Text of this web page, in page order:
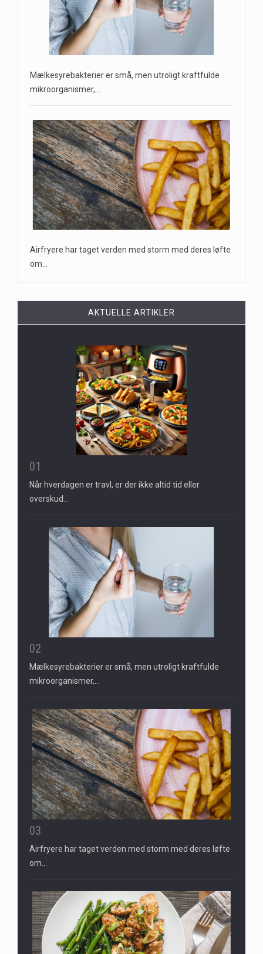
Mælkesyrebakterier er små, men utroligt kraftfulde
mikroorganismer,…
Airfryere har taget verden med storm med deres løfte
om…
AKTUELLE ARTIKLER
01
Når hverdagen er travl, er der ikke altid tid eller
overskud…
02
Mælkesyrebakterier er små, men utroligt kraftfulde
mikroorganismer,…
03
Airfryere har taget verden med storm med deres løfte
om…